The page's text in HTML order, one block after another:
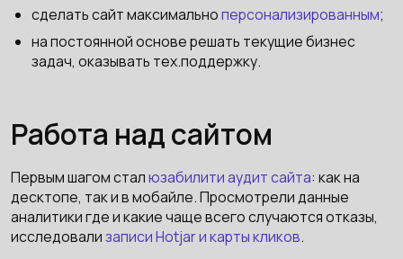
сделать сайт максимальноперсонализированным;
на постоянной основе решать текущие бизнес
задач, оказывать тех.поддержку.
Работа над сайтом
Первым шагом сталюзабилити аудит сайта: как на
десктопе, так и в мобайле. Просмотрели данные
аналитики где и какие чаще всего случаются отказы,
исследовализаписи Hotjar и карты кликов.